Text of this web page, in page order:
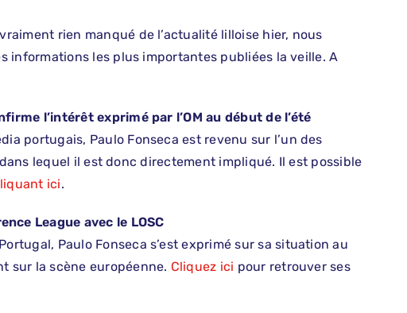
rien manqué de l’actualité lilloise hier, nous
informations les plus importantes publiées la veille. A
l’intérêt exprimé par l’OM au début de l’été
portugais, Paulo Fonseca est revenu sur l’un des
lequel il est donc directement impliqué. Il est possible
ici.
League avec le LOSC
Paulo Fonseca s’est exprimé sur sa situation au
sur la scène européenne. Cliquez ici pour retrouver ses